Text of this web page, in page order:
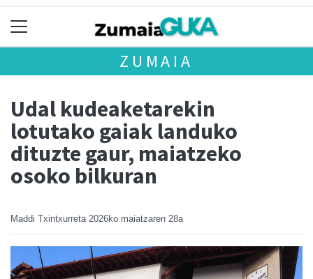
ZUMAIA
Udal kudeaketarekin
lotutako gaiak landuko
dituzte gaur, maiatzeko
osoko bilkuran
Maddi Txintxurreta 2026ko maiatzaren 28a